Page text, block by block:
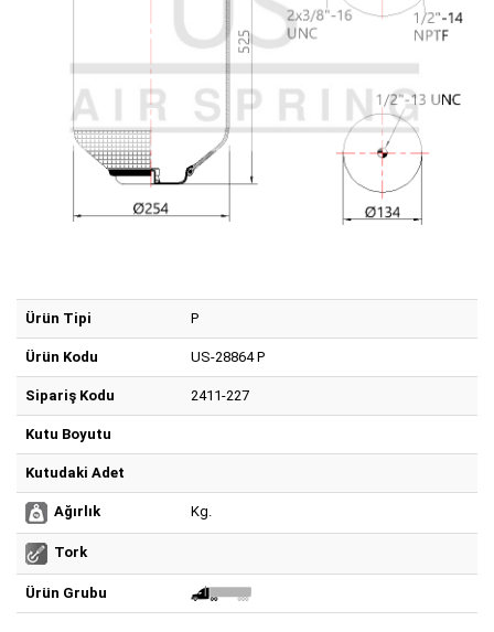
Ürün Tipi P
Ürün Kodu US-28864 P
Sipariş Kodu 2411-227
Kutu Boyutu
Kutudaki Adet
Ağırlık Kg.
Tork
Ürün Grubu